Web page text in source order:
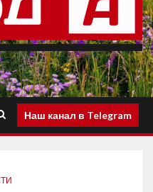
Наш канал в Telegram